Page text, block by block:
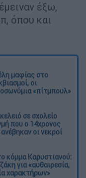
έξω,
όπου και
μαφίας στο
οι
«πίτμπουλ»
σε σχολείο
που ο 14χρονος
οι νεκροί
κόμμα Καρυστιανού:
για «αυθαιρεσία,
χαρακτήρων»